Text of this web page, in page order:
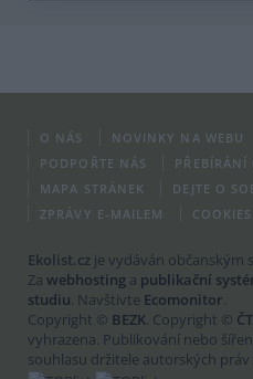
O NÁS NOVINKY NA WEBU
PODPOŘTE NÁS
PŘEBÍRÁNÍ
MAPA STRÁNEK
DEJTE O
ZPRÁVY E-MAILEM
COOKIES
Ekolist.cz je vydáván občanským
Za webhosting a publikační
studiu. Navštivte Ecomonitor.
Copyright © BEZK. Copyright ©
vyhrazena. Publikování nebo
souhlasu držitele autorských práv